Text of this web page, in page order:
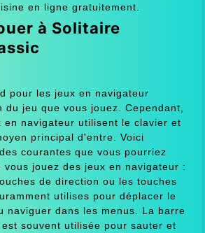
en ligne gratuitement.
à Solitaire
pour les jeux en navigateur
jeu que vous jouez. Cependant,
en navigateur utilisent le clavier et
principal d'entre. Voici
courantes que vous pourriez
vous jouez des jeux en navigateur :
de direction ou les touches
utilises pour déplacer le
naviguer dans les menus. La barre
souvent utilisée pour sauter et